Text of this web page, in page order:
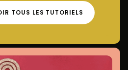
TOUS LES TUTORIELS